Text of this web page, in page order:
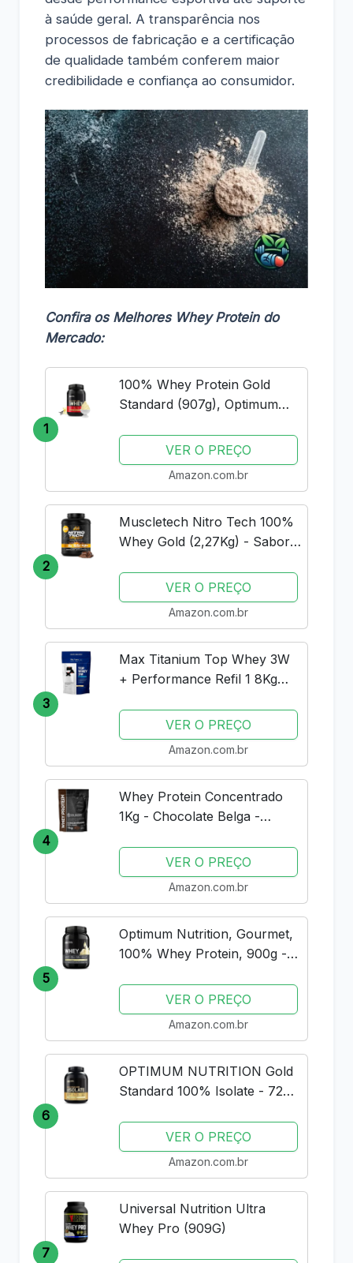
à saúde geral. A transparência nos
processos de fabricação e a certificação
de qualidade também conferem maior
credibilidade e confiança ao consumidor.
Confira os Melhores Whey Protein do
Mercado:
1
100% Whey Protein Gold
Standard (907g), Optimum
VER O PREÇO
Amazon.com.br
2
Muscletech Nitro Tech 100%
Whey Gold (2,27Kg) - Sabor
Muscle TechVER O PREÇO
Amazon.com.br
3
Max Titanium Top Whey 3W
+ Performance Refil 1 8Kg
VER O PREÇO
Amazon.com.br
4
Whey Protein Concentrado
1Kg - Chocolate Belga -
VER O PREÇO
Amazon.com.br
5
Optimum Nutrition, Gourmet,
100% Whey Protein, 900g -
VER O PREÇO
Amazon.com.br
6
OPTIMUM NUTRITION Gold
Standard 100% Isolate - 720g
VER O PREÇO
Amazon.com.br
7
Universal Nutrition Ultra
Whey Pro (909G)